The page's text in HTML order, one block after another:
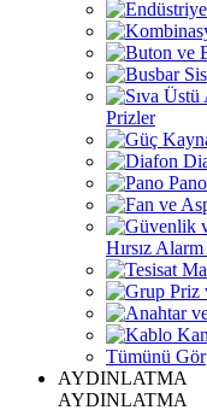
Prizler
Pano
Hırsız
Tümünü Gör
AYDINLATMA
AYDINLATMA